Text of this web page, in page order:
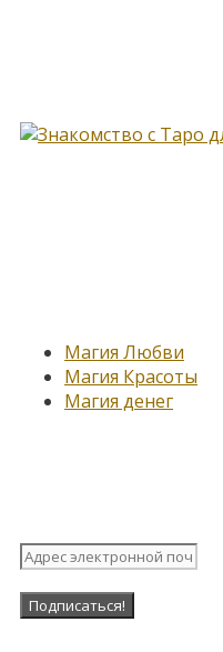
Магия Любви
Магия Красоты
Магия денег